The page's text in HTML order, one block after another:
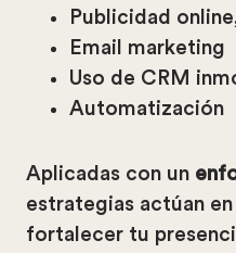
Publicidad
Email marketing
Uso de CRM
Automatización
Aplicadas con un
estrategias actúan
fortalecer tu